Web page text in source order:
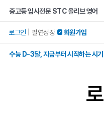
건너뛰기
중고등 입시전문 STC 올리브 영어
로그인 필연성장  회원가입
수능 D-3달, 지금부터 시작하는 시